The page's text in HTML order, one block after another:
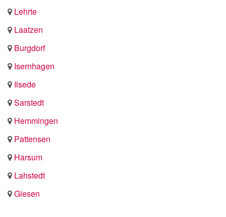
Lehrte
Laatzen
Burgdorf
Isernhagen
Ilsede
Sarstedt
Hemmingen
Pattensen
Harsum
Lahstedt
Giesen